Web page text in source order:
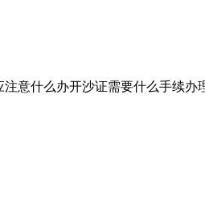
意什么办开沙证需要什么手续办